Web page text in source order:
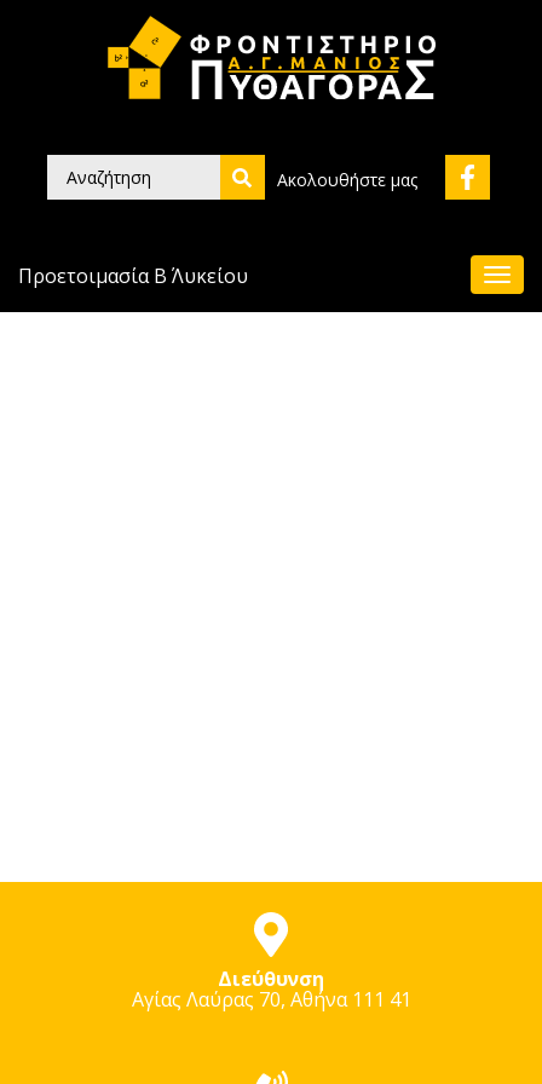
Ακολουθήστε μας
Προετοιμασία Β΄ Λυκείου
Διεύθυνση
Αγίας Λαύρας 70, Αθήνα 111 41